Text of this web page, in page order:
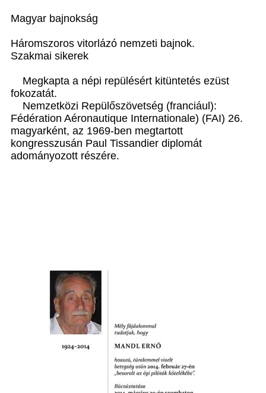
Magyar bajnokság
Háromszoros vitorlázó nemzeti bajnok.
Szakmai sikerek
Megkapta a népi repülésért kitüntetés ezüst
fokozatát.
Nemzetközi Repülőszövetség (franciául):
Fédération Aéronautique Internationale) (FAI) 26.
magyarként, az 1969-ben megtartott
kongresszusán Paul Tissandier diplomát
adományozott részére.